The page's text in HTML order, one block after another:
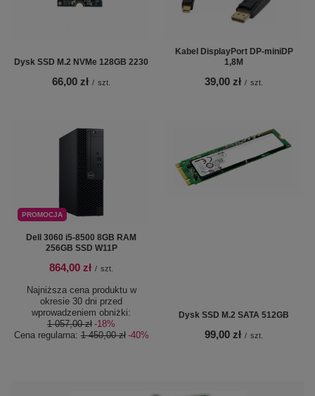
Dysk SSD M.2 NVMe 128GB 2230
66,00 zł / szt.
Kabel DisplayPort DP-miniDP
1,8M
39,00 zł / szt.
PROMOCJA
Dell 3060 i5-8500 8GB RAM
256GB SSD W11P
864,00 zł / szt.
Najniższa cena produktu w
okresie 30 dni przed
wprowadzeniem obniżki:
1 057,00 zł -18%
Cena regularna:1 450,00 zł -40%
Dysk SSD M.2 SATA 512GB
99,00 zł / szt.